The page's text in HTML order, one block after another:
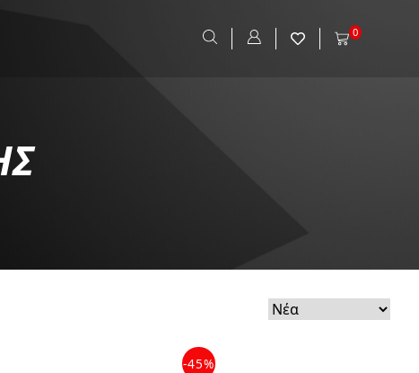
0
-45%